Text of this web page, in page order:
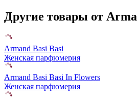
Другие товары от
Armand Basi Basi
Женская парфюмерия
Armand Basi Basi In Flowers
Женская парфюмерия